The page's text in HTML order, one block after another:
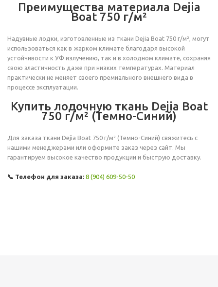
Преимущества материала Dejia
Boat 750 г/м²
Надувные лодки, изготовленные из ткани Dejia Boat 750 г/м², могут
использоваться как в жарком климате благодаря высокой
устойчивости к УФ излучению, так и в холодном климате, сохраняя
свою эластичность даже при низких температурах. Материал
практически не меняет своего премиального внешнего вида в
процессе эксплуатации.
Купить лодочную ткань Dejia Boat
750 г/м² (Темно-Синий)
Для заказа ткани Dejia Boat 750 г/м² (Темно-Синий) свяжитесь с
нашими менеджерами или оформите заказ через сайт. Мы
гарантируем высокое качество продукции и быструю доставку.
📞 Телефон для заказа: 8 (904) 609-50-50